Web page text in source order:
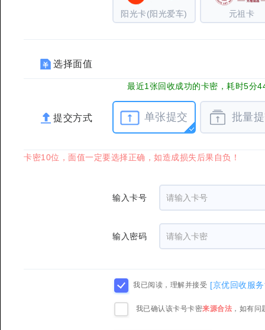
阳光卡(阳光爱车) 元祖卡
选择面值
最近1张回收成功的卡密，耗时5分
提交方式 单张提交 批量
卡密10位，面值一定要选择正确，如造成损失后果自负！
输入卡号
输入密码
我已阅读，理解并接受 [京优回收服
我已确认该卡号卡密来源合法 ，如有